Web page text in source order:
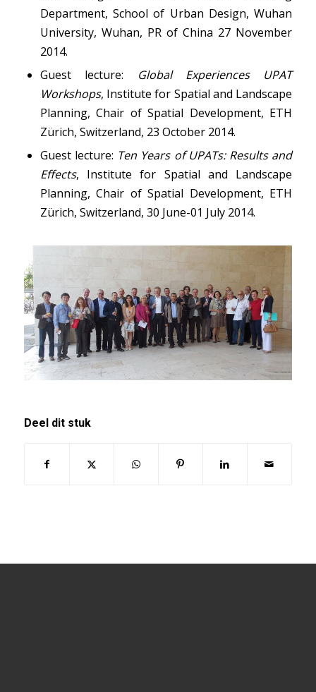
Department, School of Urban Design, Wuhan
University, Wuhan, PR of China 27 November
2014.
Guest lecture:
Global Experiences UPAT
Workshops, Institute for Spatial and Landscape
Planning, Chair of Spatial Development, ETH
Zürich, Switzerland, 23 October 2014.
Guest lecture: Ten Years of UPATs: Results and
Effects, Institute for Spatial and Landscape
Planning, Chair of Spatial Development, ETH
Zürich, Switzerland, 30 June-01 July 2014.
Deel dit stuk